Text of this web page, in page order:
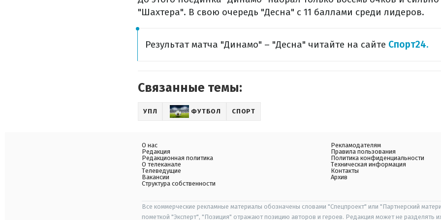
"Шахтера". В свою очередь "Десна" с 11 баллами среди лидеров.
Результат матча "Динамо" – "Десна" читайте на сайте Спорт24.
Связанные темы:
УПЛ ФУТБОЛ СПОРТ
О нас
Редакция
Редакционная политика
О телеканале
Телеведущие
Вакансии
Структура собственности
Рекламодателям
Правила пользования
Политика конфиденциальности
Техническая информация
Контакты
Архив
Все коммерческие рекламные материалы обозначены словами "Спецпроект" или "Партнерский
пометкой "Эксперт", "Позиция" отражают позицию авторов и героев. Редакция может не разделять